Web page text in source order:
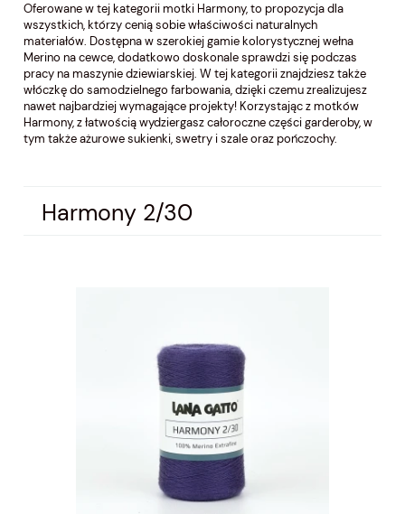
Oferowane w tej kategorii motki Harmony, to propozycja dla
wszystkich, którzy cenią sobie właściwości naturalnych
materiałów. Dostępna w szerokiej gamie kolorystycznej wełna
Merino na cewce, dodatkowo doskonale sprawdzi się podczas
pracy na maszynie dziewiarskiej. W tej kategorii znajdziesz także
włóczkę do samodzielnego farbowania, dzięki czemu zrealizujesz
nawet najbardziej wymagające projekty! Korzystając z motków
Harmony, z łatwością wydziergasz całoroczne części garderoby, w
tym także ażurowe sukienki, swetry i szale oraz pończochy.
Harmony 2/30